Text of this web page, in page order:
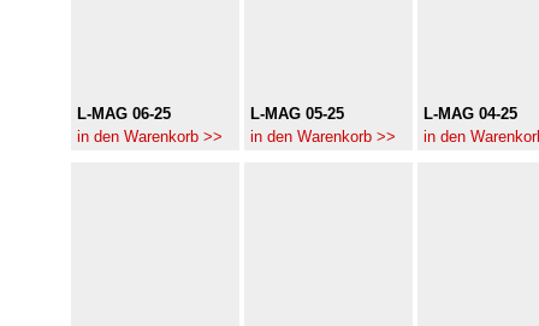
L-MAG 06-25
in den Warenkorb >>
L-MAG 05-25
in den Warenkorb >>
L-MAG 04-25
in den